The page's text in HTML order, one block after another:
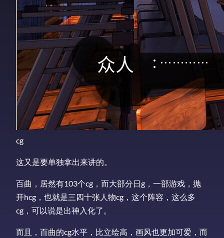
cg
这又是要单独拿出来讲的。
百曲，居然有103个cg，而大部分日g，一部游戏，抛
开hcg，也就是三四十张人物cg，这个阵容，这么多
cg，可以说是出神入化了。
而且，百曲的cg水平，比立绘高，画风也更加可爱，而